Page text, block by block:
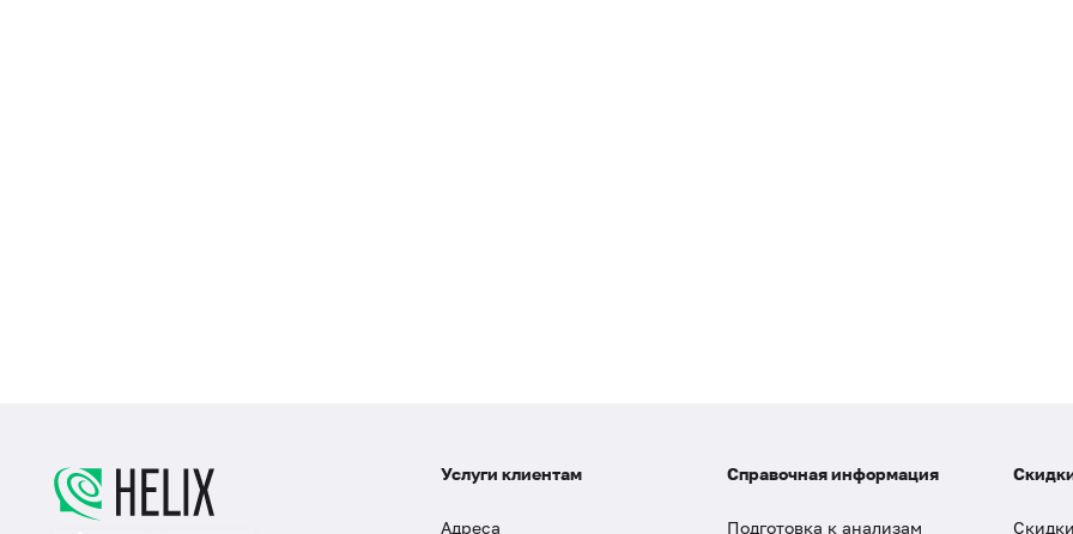
Услуги клиентам
Адреса
Справочная информация
Подготовка к анализам